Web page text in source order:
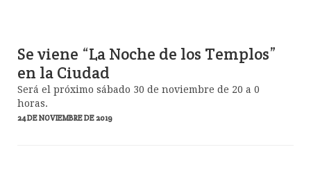
Se viene “La Noche de los Templos”
en la Ciudad
Será el próximo sábado 30 de noviembre de 20 a 0
horas.
24 DE NOVIEMBRE DE 2019